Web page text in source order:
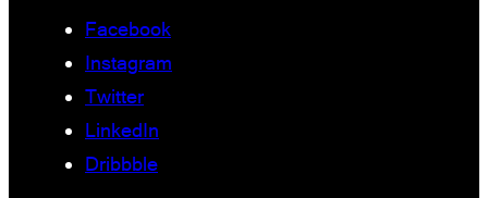
Facebook
Instagram
Twitter
LinkedIn
Dribbble